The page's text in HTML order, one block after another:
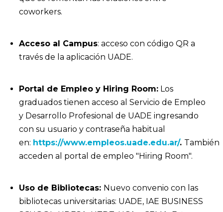
coworkers.
Acceso al Campus: acceso con código QR a
través de la aplicación UADE.
Portal de Empleo y Hiring Room: Los
graduados tienen acceso al Servicio de Empleo
y Desarrollo Profesional de UADE ingresando
con su usuario y contraseña habitual
en: https://www.empleos.uade.edu.ar/. También
acceden al portal de empleo "Hiring Room".
Uso de Bibliotecas: Nuevo convenio con las
bibliotecas universitarias: UADE, IAE BUSINESS